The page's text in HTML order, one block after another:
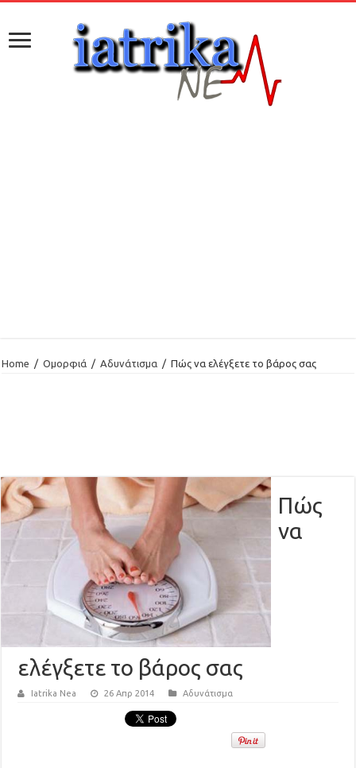
Home / Ομορφιά / Αδυνάτισμα / Πώς να ελέγξετε το βάρος σας
Πώς
να
ελέγξετε το βάρος σας
Iatrika Nea 26 Απρ 2014 Αδυνάτισμα